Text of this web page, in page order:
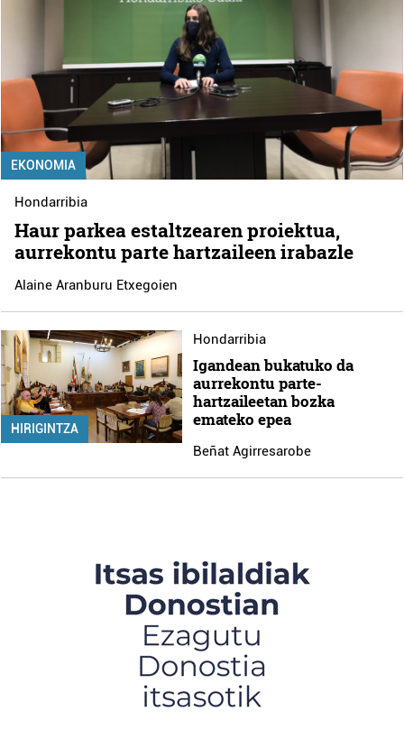
EKONOMIA
Hondarribia
Haur parkea estaltzearen proiektua,
aurrekontu parte hartzaileen irabazle
Alaine Aranburu Etxegoien
HIRIGINTZA
Hondarribia
Igandean bukatuko da
aurrekontu parte-
hartzaileetan bozka
emateko epea
Beñat Agirresarobe